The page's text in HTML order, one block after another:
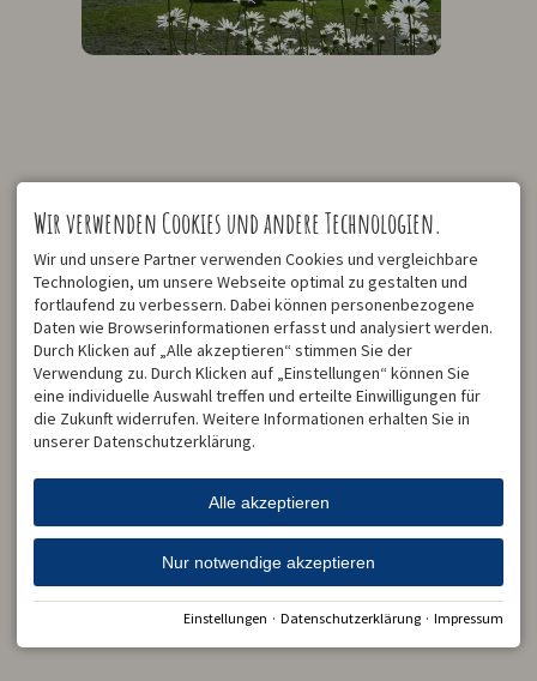
Aktuelles aus unserem Dorf
... werdet Fan und erhaltet Live-Infos für Euren Allgäu Urlaub!
Wir verwenden Cookies und andere Technologien.
Wir und unsere Partner verwenden Cookies und vergleichbare
Technologien, um unsere Webseite optimal zu gestalten und
fortlaufend zu verbessern. Dabei können personenbezogene
Daten wie Browserinformationen erfasst und analysiert werden.
Durch Klicken auf „Alle akzeptieren“ stimmen Sie der
Verwendung zu. Durch Klicken auf „Einstellungen“ können Sie
eine individuelle Auswahl treffen und erteilte Einwilligungen für
die Zukunft widerrufen. Weitere Informationen erhalten Sie in
unserer Datenschutzerklärung.
Alle akzeptieren
Nur notwendige akzeptieren
Einstellungen · Datenschutzerklärung · Impressum